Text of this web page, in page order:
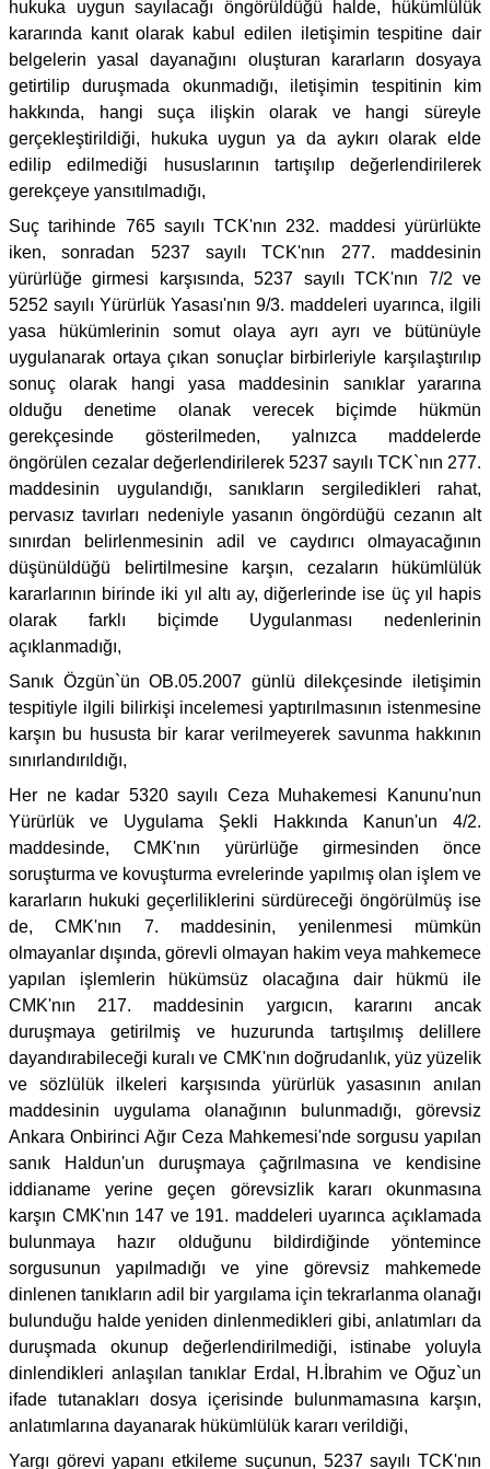
hukuka uygun sayılacağı öngörüldüğü halde, hükümlülük
kararında kanıt olarak kabul edilen iletişimin tespitine dair
belgelerin yasal dayanağını oluşturan kararların dosyaya
getirtilip duruşmada okunmadığı, iletişimin tespitinin kim
hakkında, hangi suça ilişkin olarak ve hangi süreyle
gerçekleştirildiği, hukuka uygun ya da aykırı olarak elde
edilip edilmediği hususlarının tartışılıp değerlendirilerek
gerekçeye yansıtılmadığı,
Suç tarihinde 765 sayılı TCK'nın 232. maddesi yürürlükte
iken, sonradan 5237 sayılı TCK'nın 277. maddesinin
yürürlüğe girmesi karşısında, 5237 sayılı TCK'nın 7/2 ve
5252 sayılı Yürürlük Yasası'nın 9/3. maddeleri uyarınca, ilgili
yasa hükümlerinin somut olaya ayrı ayrı ve bütünüyle
uygulanarak ortaya çıkan sonuçlar birbirleriyle karşılaştırılıp
sonuç olarak hangi yasa maddesinin sanıklar yararına
olduğu denetime olanak verecek biçimde hükmün
gerekçesinde gösterilmeden, yalnızca maddelerde
öngörülen cezalar değerlendirilerek 5237 sayılı TCK`nın 277.
maddesinin uygulandığı, sanıkların sergiledikleri rahat,
pervasız tavırları nedeniyle yasanın öngördüğü cezanın alt
sınırdan belirlenmesinin adil ve caydırıcı olmayacağının
düşünüldüğü belirtilmesine karşın, cezaların hükümlülük
kararlarının birinde iki yıl altı ay, diğerlerinde ise üç yıl hapis
olarak farklı biçimde Uygulanması nedenlerinin
açıklanmadığı,
Sanık Özgün`ün OB.05.2007 günlü dilekçesinde iletişimin
tespitiyle ilgili bilirkişi incelemesi yaptırılmasının istenmesine
karşın bu hususta bir karar verilmeyerek savunma hakkının
sınırlandırıldığı,
Her ne kadar 5320 sayılı Ceza Muhakemesi Kanunu'nun
Yürürlük ve Uygulama Şekli Hakkında Kanun'un 4/2.
maddesinde, CMK'nın yürürlüğe girmesinden önce
soruşturma ve kovuşturma evrelerinde yapılmış olan işlem ve
kararların hukuki geçerliliklerini sürdüreceği öngörülmüş ise
de, CMK'nın 7. maddesinin, yenilenmesi mümkün
olmayanlar dışında, görevli olmayan hakim veya mahkemece
yapılan işlemlerin hükümsüz olacağına dair hükmü ile
CMK'nın 217. maddesinin yargıcın, kararını ancak
duruşmaya getirilmiş ve huzurunda tartışılmış delillere
dayandırabileceği kuralı ve CMK'nın doğrudanlık, yüz yüzelik
ve sözlülük ilkeleri karşısında yürürlük yasasının anılan
maddesinin uygulama olanağının bulunmadığı, görevsiz
Ankara Onbirinci Ağır Ceza Mahkemesi'nde sorgusu yapılan
sanık Haldun'un duruşmaya çağrılmasına ve kendisine
iddianame yerine geçen görevsizlik kararı okunmasına
karşın CMK'nın 147 ve 191. maddeleri uyarınca açıklamada
bulunmaya hazır olduğunu bildirdiğinde yöntemince
sorgusunun yapılmadığı ve yine görevsiz mahkemede
dinlenen tanıkların adil bir yargılama için tekrarlanma olanağı
bulunduğu halde yeniden dinlenmedikleri gibi, anlatımları da
duruşmada okunup değerlendirilmediği, istinabe yoluyla
dinlendikleri anlaşılan tanıklar Erdal, H.İbrahim ve Oğuz`un
ifade tutanakları dosya içerisinde bulunmamasına karşın,
anlatımlarına dayanarak hükümlülük kararı verildiği,
Yargı görevi yapanı etkileme suçunun, 5237 sayılı TCK'nın